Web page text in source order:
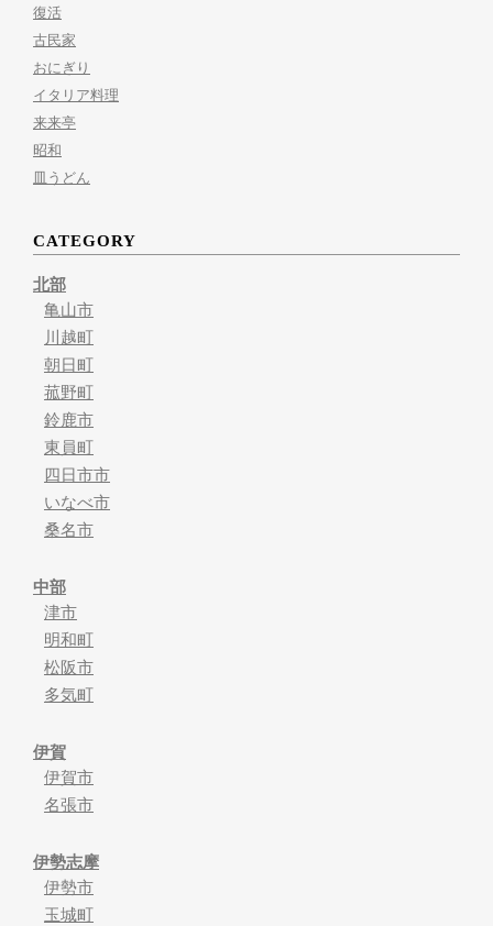
復活
古民家
おにぎり
イタリア料理
来来亭
昭和
皿うどん
CATEGORY
北部
亀山市
川越町
朝日町
菰野町
鈴鹿市
東員町
四日市市
いなべ市
桑名市
中部
津市
明和町
松阪市
多気町
伊賀
伊賀市
名張市
伊勢志摩
伊勢市
玉城町